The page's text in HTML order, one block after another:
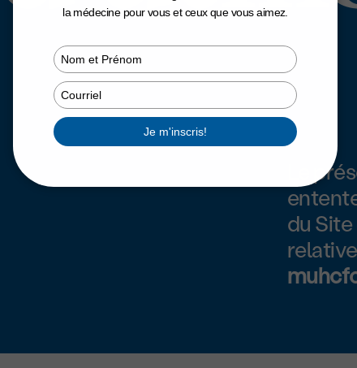
Le
du
la médecine pour vous et ceux que vous aimez.
your
your
email
Je m'inscris!